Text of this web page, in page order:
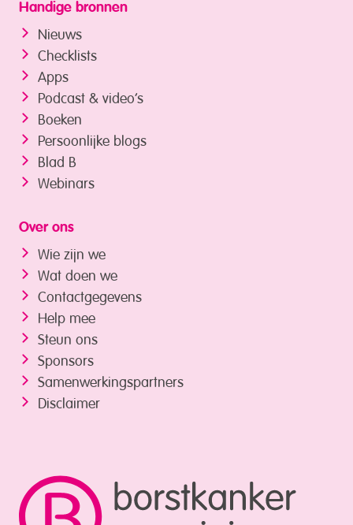
Handige bronnen
Nieuws
Checklists
Apps
Podcast & video’s
Boeken
Persoonlijke blogs
Blad B
Webinars
Over ons
Wie zijn we
Wat doen we
Contactgegevens
Help mee
Steun ons
Sponsors
Samenwerkings­partners
Disclaimer